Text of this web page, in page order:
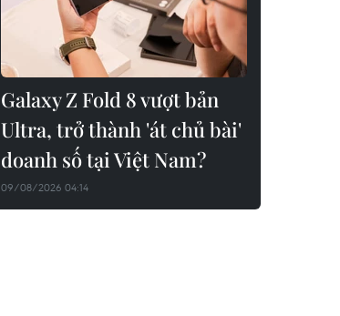
Galaxy Z Fold 8 vượt bản
Ultra, trở thành 'át chủ bài'
doanh số tại Việt Nam?
09/08/2026 04:14